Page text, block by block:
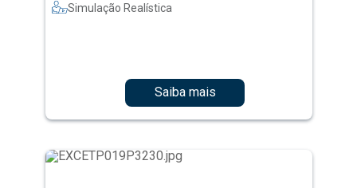
Simulação Realística
Saiba mais